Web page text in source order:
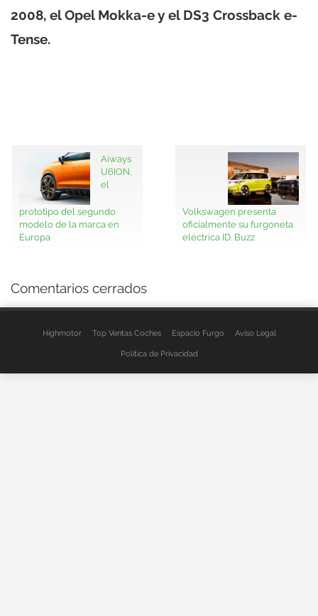
2008, el Opel Mokka-e y el DS3 Crossback e-
Tense.
Aiways
U6ION,
el
prototipo del segundo
modelo de la marca en
Europa
Volkswagen presenta
oficialmente su furgoneta
eléctrica ID. Buzz
Comentarios cerrados
Highmotor Top Ventas Coches Espacio Furgo Aviso Legal
Política de Privacidad